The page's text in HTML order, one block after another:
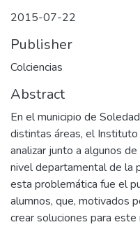
2015-07-22
Publisher
Colciencias
Abstract
En el municipio de
distintas áreas, el Instituto
analizar junto a algunos
nivel departamental de la
esta problemática fue el
alumnos, que, motivados
crear soluciones para